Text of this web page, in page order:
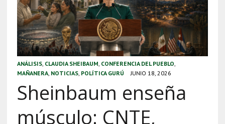
ANÁLISIS, CLAUDIA SHEIBAUM, CONFERENCIA DEL PUEBLO,
MAÑANERA, NOTICIAS, POLÍTICA GURÚ JUNIO 18, 2026
Sheinbaum enseña
músculo: CNTE,